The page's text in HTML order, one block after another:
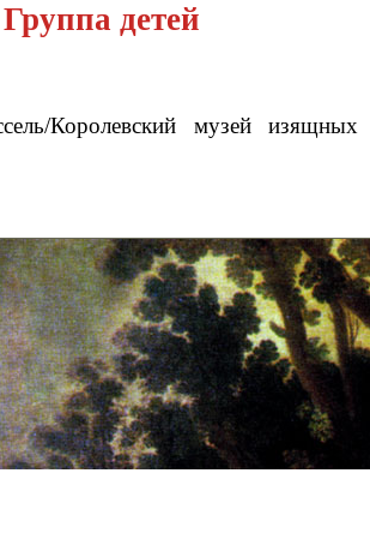
Группа детей
Королевский музей изящных